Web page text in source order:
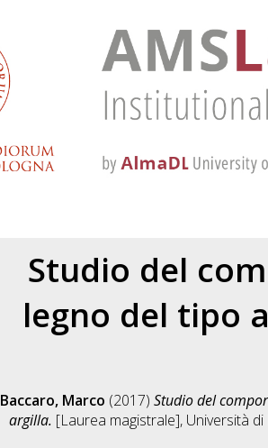
Studio del
legno del tipo
Baccaro, Marco (2017) Studio del
argilla. [Laurea magistrale], Università